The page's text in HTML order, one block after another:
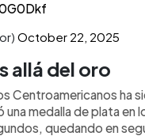
October 22, 2025
allá del oro
Centroamericanos ha
medalla de plata en
quedando en